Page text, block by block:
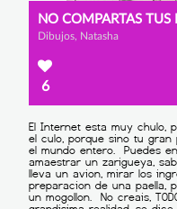
Dibujos, Natasha
6